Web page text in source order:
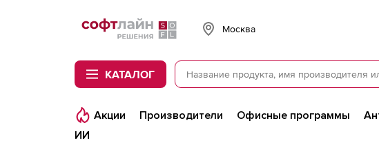
Softline
Москва
КАТАЛОГ
Акции Производители Офисные программы
ИИ